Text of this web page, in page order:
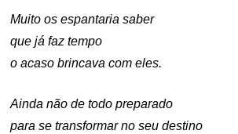
Muito os espantaria saber
que já faz tempo
o acaso brincava com eles.
Ainda não de todo preparado
para se transformar no seu destino